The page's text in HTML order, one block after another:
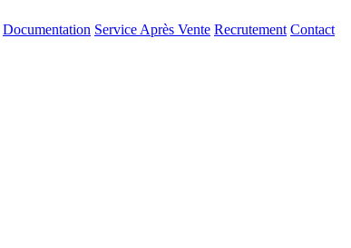
Documentation Service Après Vente Recrutement Contact